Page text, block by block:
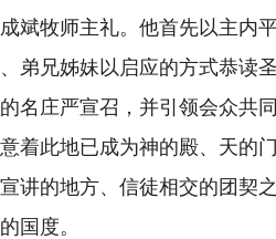
斌牧师主礼。他首先以主内
弟兄姊妹以启应的方式恭读
名庄严宣召，并引领会众
着此地已成为神的殿、天的
讲的地方、信徒相交的团契
国度。